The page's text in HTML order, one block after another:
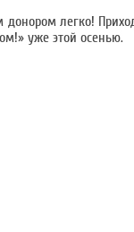
донором легко!
уже этой осенью.